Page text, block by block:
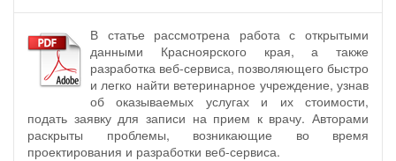
В статье рассмотрена работа с открытыми
данными Красноярского края, а также
разработка веб-сервиса, позволяющего быстро
и легко найти ветеринарное учреждение, узнав
об оказываемых услугах и их стоимости,
подать заявку для записи на прием к врачу. Авторами
раскрыты проблемы, возникающие во время
проектирования и разработки веб-сервиса.